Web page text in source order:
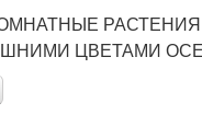
КОМНАТНЫЕ
ЦВЕТАМИ